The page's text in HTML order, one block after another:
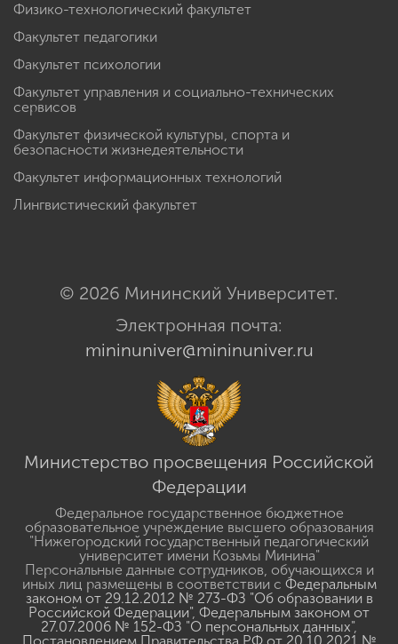
Физико-технологический факультет
Факультет педагогики
Факультет психологии
Факультет управления и социально-технических
сервисов
Факультет физической культуры, спорта и
безопасности жизнедеятельности
Факультет информационных технологий
Лингвистический факультет
© 2026 Мининский Университет.
Электронная почта:
mininuniver@mininuniver.ru
Министерство просвещения Российской
Федерации
Федеральное государственное бюджетное
образовательное учреждение высшего образования
"Нижегородский государственный педагогический
университет имени Козьмы Минина"
Персональные данные сотрудников, обучающихся и
иных лиц размещены в соответствии с Федеральным
законом от 29.12.2012 № 273-ФЗ "Об образовании в
Российской Федерации", Федеральным законом от
27.07.2006 № 152-ФЗ "О персональных данных",